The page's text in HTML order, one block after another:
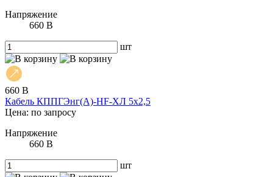
Напряжение
660 В
шт
660 В
Кабель КППГЭнг(А)-HF-ХЛ 5х2,5
Цена: по запросу
Напряжение
660 В
шт